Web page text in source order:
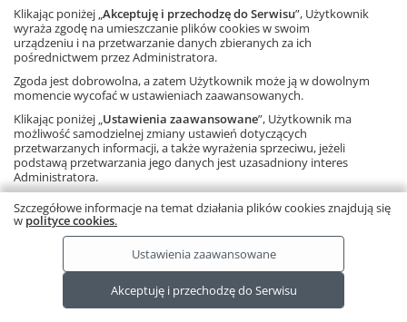
Ta strona używa plików cookies. Dowiedz się więcej.
RODO
Copyright © by Gdańskie Wydawnictwo Oświatowe 2026
Klikając poniżej „Akceptuję i przechodzę do Serwisu”, Użytkownik
wyraża zgodę na umieszczanie plików cookies w swoim
urządzeniu i na przetwarzanie danych zbieranych za ich
pośrednictwem przez Administratora.
Zgoda jest dobrowolna, a zatem Użytkownik może ją w dowolnym
momencie wycofać w ustawieniach zaawansowanych.
Klikając poniżej „Ustawienia zaawansowane”, Użytkownik ma
możliwość samodzielnej zmiany ustawień dotyczących
przetwarzanych informacji, a także wyrażenia sprzeciwu, jeżeli
podstawą przetwarzania jego danych jest uzasadniony interes
Administratora.
Należy pamiętać, że korzystanie ze strony internetowej bez
zmiany ustawień oznacza, że pliki cookies będą zapisywane na
urządzeniu końcowym Użytkownika.
Szczegółowe informacje na temat działania plików cookies znajdują się
w polityce cookies.
Ustawienia zaawansowane
Akceptuję i przechodzę do Serwisu